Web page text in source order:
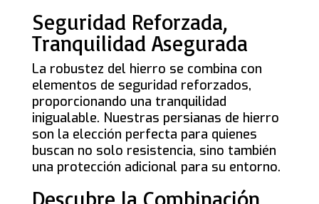
Seguridad Reforzada,
Tranquilidad Asegurada
La robustez del hierro se combina con
elementos de seguridad reforzados,
proporcionando una tranquilidad
inigualable. Nuestras persianas de hierro
son la elección perfecta para quienes
buscan no solo resistencia, sino también
una protección adicional para su entorno.